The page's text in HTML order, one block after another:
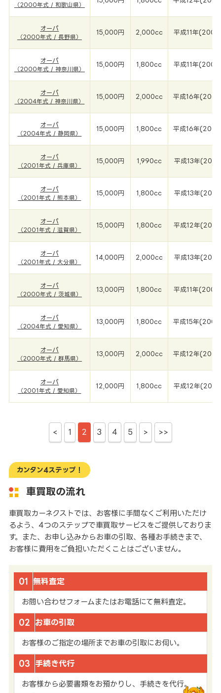
（2000年式 / 和歌山県）
オーパ
（2000年式 / 長野県）
15,000円 2,000cc 平成11年
オーパ
（2000年式 / 神奈川県）
15,000円 1,800cc 平成11年
オーパ
（2004年式 / 神奈川県）
15,000円 2,000cc 平成16年
オーパ
（2004年式 / 静岡県）
15,000円 1,800cc 平成16年
オーパ
（2001年式 / 兵庫県）
15,000円 1,990cc 平成13年(2001
オーパ
（2001年式 / 熊本県）
15,000円 1,800cc 平成13年(2001
オーパ
（2001年式 / 滋賀県）
15,000円 1,800cc 平成12年
オーパ
（2001年式 / 大分県）
14,000円 2,000cc 平成13年(2001
オーパ
（2000年式 / 茨城県）
13,000円 1,800cc 平成11年
オーパ
（2004年式 / 愛知県）
13,000円 1,800cc 平成15年
オーパ
（2000年式 / 群馬県）
13,000円 2,000cc 平成12年
オーパ
（2001年式 / 愛知県）
12,000円 1,800cc 平成12年
< 1 2 3 4 5 > >>
カンタン4ステップ！
車買取の流れ
車買取カーネクストでは、お客様に手間なくご利用いただけ
るよう、4つのステップで車買取サービスをご提供しておりま
す。また、お申し込みからお車の引取、各種お手続きまで、
お客様に費用をご負担いただくことはございません。
01 無料査定
お問い合わせフォームまたはお電話にて無料査定。
02 お車の引取
お客様のご指定の場所までお車の引取にお伺い。
03 手続き代行
お客様から必要書類をお預かりし、手続きを代行。